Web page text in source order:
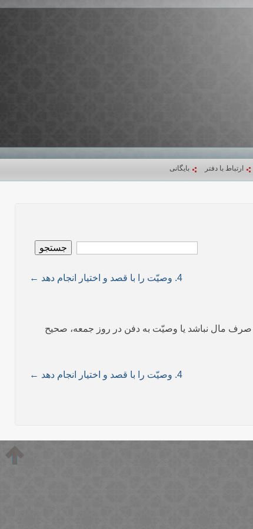
ارتباط با دفتر بایگانی
جستجو
4. وصیّت را با قصد و اختیار انجام دهد ←
صرف مال نباشد یا وصیّت به دفن در روز جمعه، صحیح
4. وصیّت را با قصد و اختیار انجام دهد ←